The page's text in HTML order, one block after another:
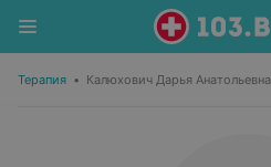
Терапия • Калюхович Дарья Анатольевна